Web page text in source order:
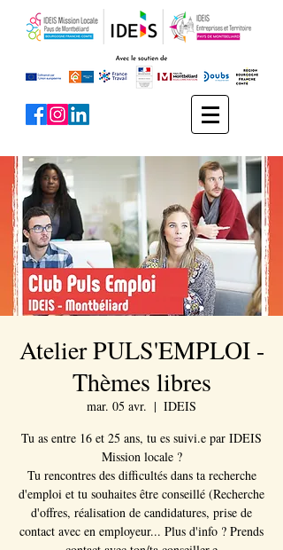
Atelier PULS'EMPLOI -
Thèmes libres
mar. 05 avr.
  |
IDEIS
Tu as entre 16 et 25 ans, tu es suivi.e par IDEIS
Mission locale ?
Tu rencontres des difficultés dans ta recherche
d'emploi et tu souhaites être conseillé (Recherche
d'offres, réalisation de candidatures, prise de
contact avec en employeur... Plus d'info ? Prends